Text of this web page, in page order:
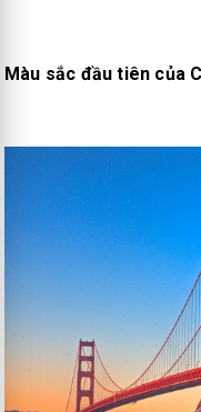
Màu sắc đầu tiên của